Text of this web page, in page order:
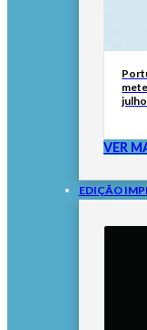
VER
EDIÇÃO